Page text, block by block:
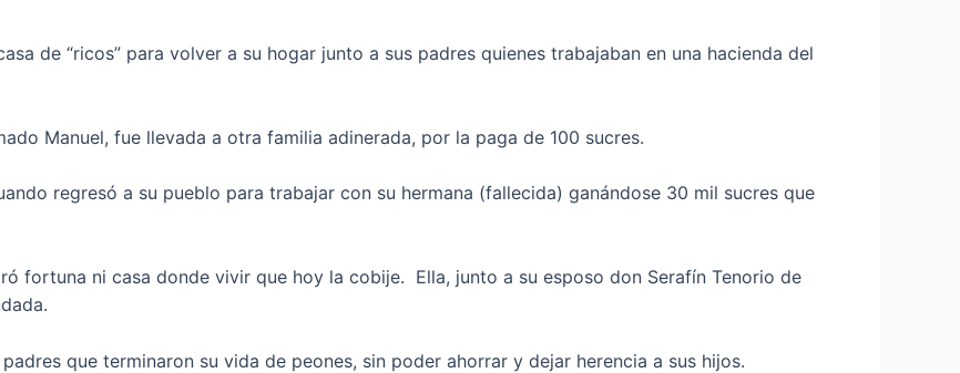
de “ricos” para volver a su hogar junto a sus padres quienes trabajaban en una hacienda del
Manuel, fue llevada a otra familia adinerada, por la paga de 100 sucres.
regresó a su pueblo para trabajar con su hermana (fallecida) ganándose 30 mil sucres que
fortuna ni casa donde vivir que hoy la cobije. Ella, junto a su esposo don Serafín Tenorio de
que terminaron su vida de peones, sin poder ahorrar y dejar herencia a sus hijos.